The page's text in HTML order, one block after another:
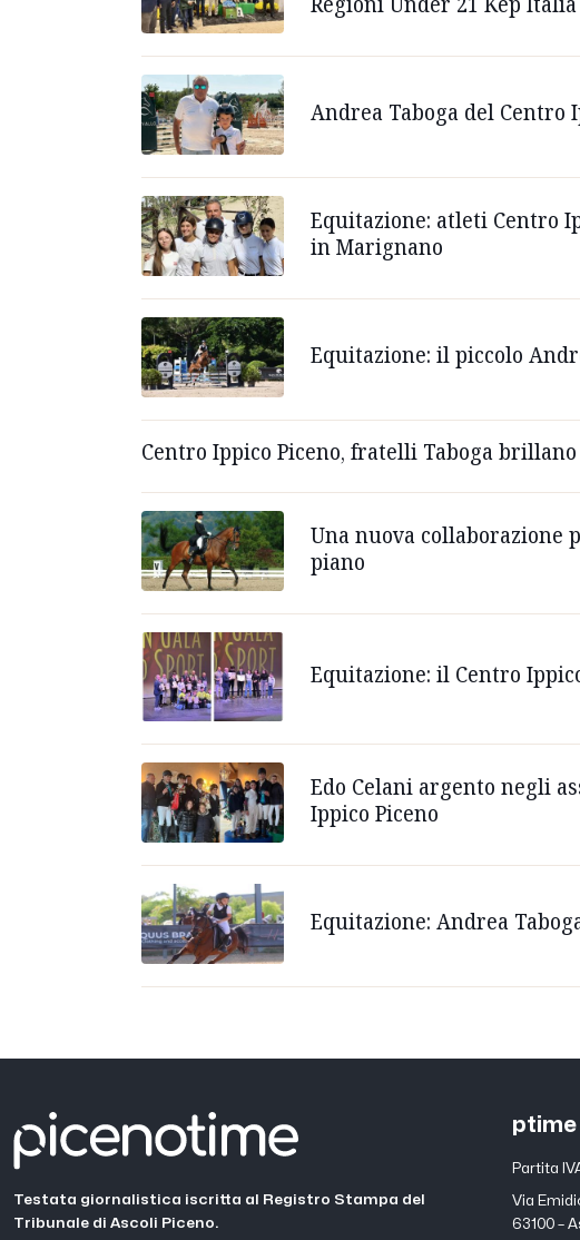
Andrea Taboga del
Equitazione: atleti Centro
in Marignano
Equitazione: il piccolo
Centro Ippico Piceno, fratelli Taboga
Una nuova collaborazione
piano
Equitazione: il Centro
Edo Celani argento negli
Ippico Piceno
Equitazione: Andrea
Testata giornalistica iscritta al Registro Stampa del
Tribunale di Ascoli Piceno.
ptime
Partita
Via
63100 –